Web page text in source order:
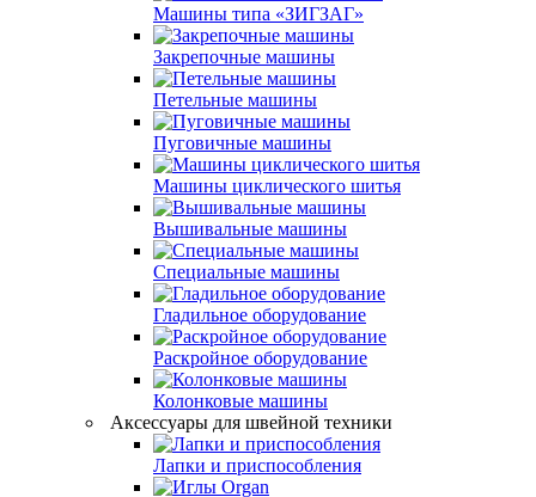
Машины типа «ЗИГЗАГ»
Закрепочные машины
Петельные машины
Пуговичные машины
Машины циклического шитья
Вышивальные машины
Специальные машины
Гладильное оборудование
Раскройное оборудование
Колонковые машины
Аксессуары для швейной техники
Лапки и приспособления